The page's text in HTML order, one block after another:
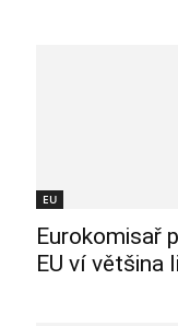
EU
Eurokomisař
EU ví většina